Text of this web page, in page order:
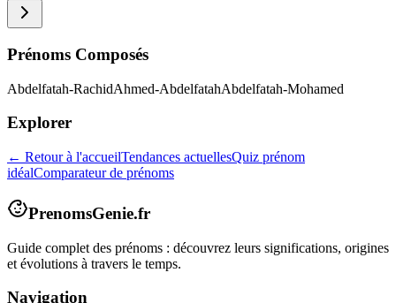
Prénoms Composés
Abdelfatah-RachidAhmed-AbdelfatahAbdelfatah-Mohamed
Explorer
← Retour à l'accueilTendances actuellesQuiz prénom
idéalComparateur de prénoms
PrenomsGenie.fr
Guide complet des prénoms : découvrez leurs significations, origines
et évolutions à travers le temps.
Navigation